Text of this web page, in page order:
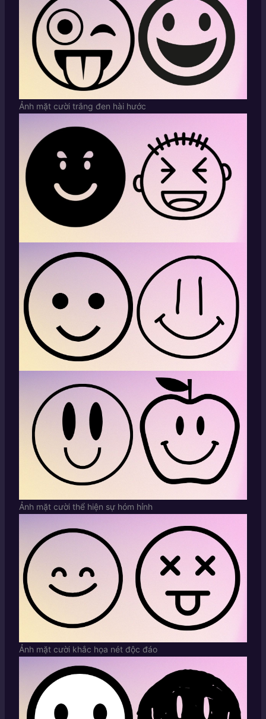
Ảnh mặt cười trắng đen hài hước
Ảnh mặt cười thể hiện sự hóm hỉnh
Ảnh mặt cười khắc họa nét độc đáo